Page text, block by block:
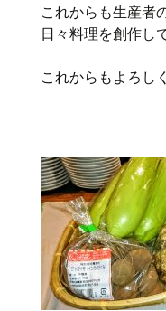
これからも生産者
日々料理を創作し
これからもよろし